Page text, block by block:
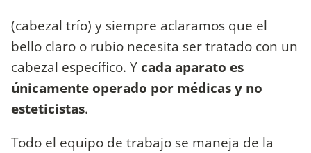
(cabezal trío) y siempre aclaramos que el
bello claro o rubio necesita ser tratado con un
cabezal específico. Y cada aparato es
únicamente operado por médicas y no
esteticistas.
Todo el equipo de trabajo se maneja de la